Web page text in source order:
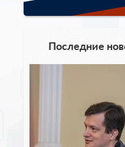
Последние